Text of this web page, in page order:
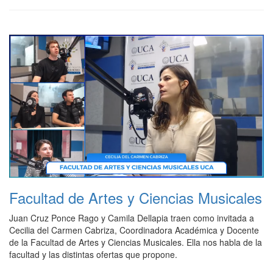
Facultad de Artes y Ciencias Musicales
Juan Cruz Ponce Rago y Camila Dellapia traen como invitada a
Cecilia del Carmen Cabriza, Coordinadora Académica y Docente
de la Facultad de Artes y Ciencias Musicales. Ella nos habla de la
facultad y las distintas ofertas que propone.